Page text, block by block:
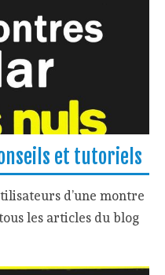
et tutoriels
d’une montre
les articles du blog